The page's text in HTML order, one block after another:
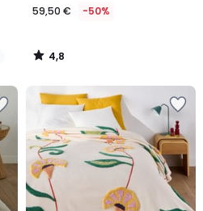
59,50 € -50%
4,8
/